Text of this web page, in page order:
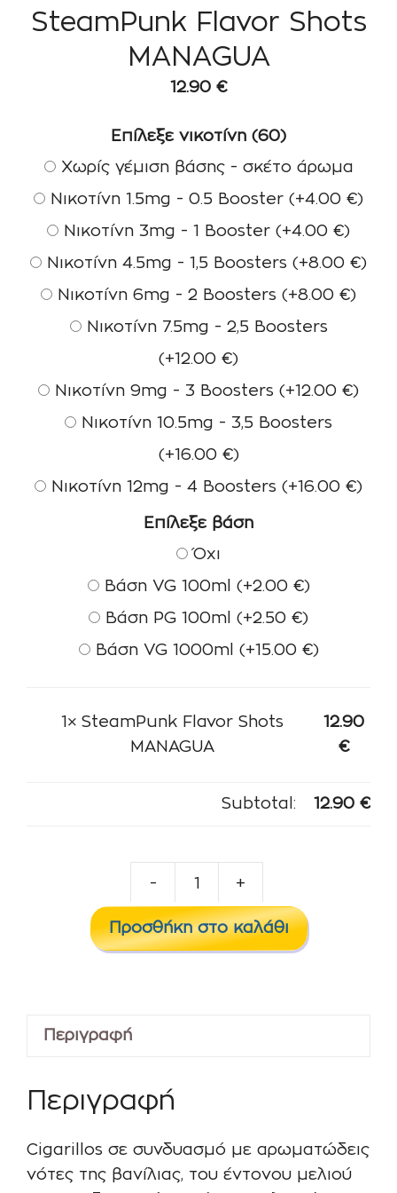
SteamPunk Flavor Shots
MANAGUA
12.90 €
Επίλεξε νικοτίνη (60)
Χωρίς γέμιση βάσης - σκέτο άρωμα
Νικοτίνη 1.5mg - 0.5 Booster (+4.00 €)
Νικοτίνη 3mg - 1 Booster (+4.00 €)
Νικοτίνη 4.5mg - 1,5 Boosters (+8.00 €)
Νικοτίνη 6mg - 2 Boosters (+8.00 €)
Νικοτίνη 7.5mg - 2,5 Boosters
(+12.00 €)
Νικοτίνη 9mg - 3 Boosters (+12.00 €)
Νικοτίνη 10.5mg - 3,5 Boosters
(+16.00 €)
Νικοτίνη 12mg - 4 Boosters (+16.00 €)
Επίλεξε βάση
Όχι
Βάση VG 100ml (+2.00 €)
Βάση PG 100ml (+2.50 €)
Βάση VG 1000ml (+15.00 €)
1×SteamPunk Flavor Shots
MANAGUA
12.90
€
Subtotal: 12.90 €
-
Flavor
Shots
+
Προσθήκη στο καλάθι
Περιγραφή
Περιγραφή
Cigarillos σε συνδυασμό με αρωματώδεις
νότες της βανίλιας, του έντονου μελιού